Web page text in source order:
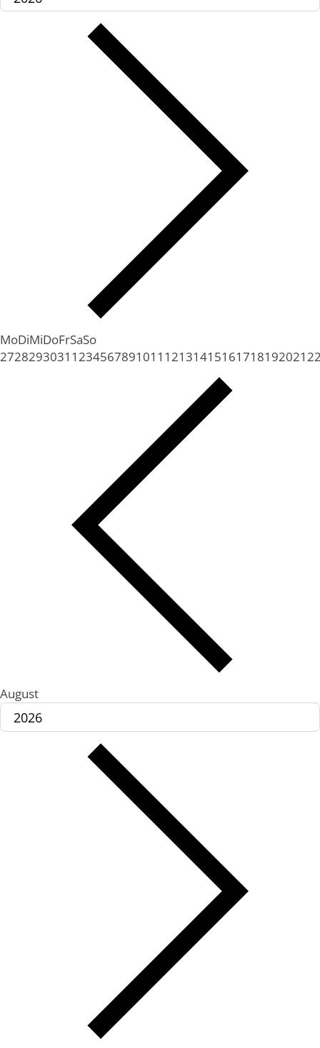
MoDiMiDoFrSaSo
2728293031 1234567891011 12131415161718192021
August